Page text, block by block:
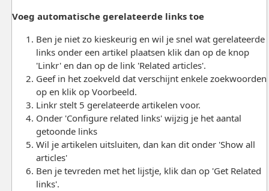
Voeg automatische gerelateerde links toe
Ben je niet zo kieskeurig en wil je snel wat gerelateerde
links onder een artikel plaatsen klik dan op de knop
'Linkr' en dan op de link 'Related articles'.
Geef in het zoekveld dat verschijnt enkele zoekwoorden
op en klik op Voorbeeld.
Linkr stelt 5 gerelateerde artikelen voor.
Onder 'Configure related links' wijzig je het aantal
getoonde links
Wil je artikelen uitsluiten, dan kan dit onder 'Show all
articles'
Ben je tevreden met het lijstje, klik dan op 'Get Related
links'.